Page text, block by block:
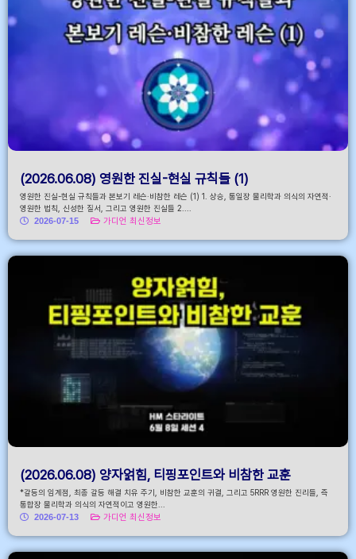
(2026.06.08) 영원한 진실-현실 규칙들 (1)
영원한 진실-현실 규칙들과 본보기 레슨·비참한 레슨 (1) 1. 상승, 통일장 물리학과 의식의 자연적·
영원한 법칙, 신성한 질서, 그리고 영원한 진실들 2....
2026-07-15
가디언 최신정보
(2026.06.08) 양자얽힘, 티핑포인트와 비참한 교훈
*갈등의 임계점, 최종 갈등 해결 치유 주기, 비참한 교훈의 귀결, 그리고 5RRR 영원한 진리들, 즉
통합장 물리학과 의식의 자연적이고 영원한...
2026-07-13
가디언 최신정보